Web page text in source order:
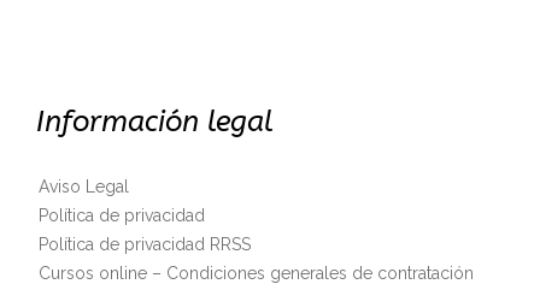
Información legal
Aviso Legal
Política de privacidad
Política de privacidad RRSS
Cursos online – Condiciones generales de contratación